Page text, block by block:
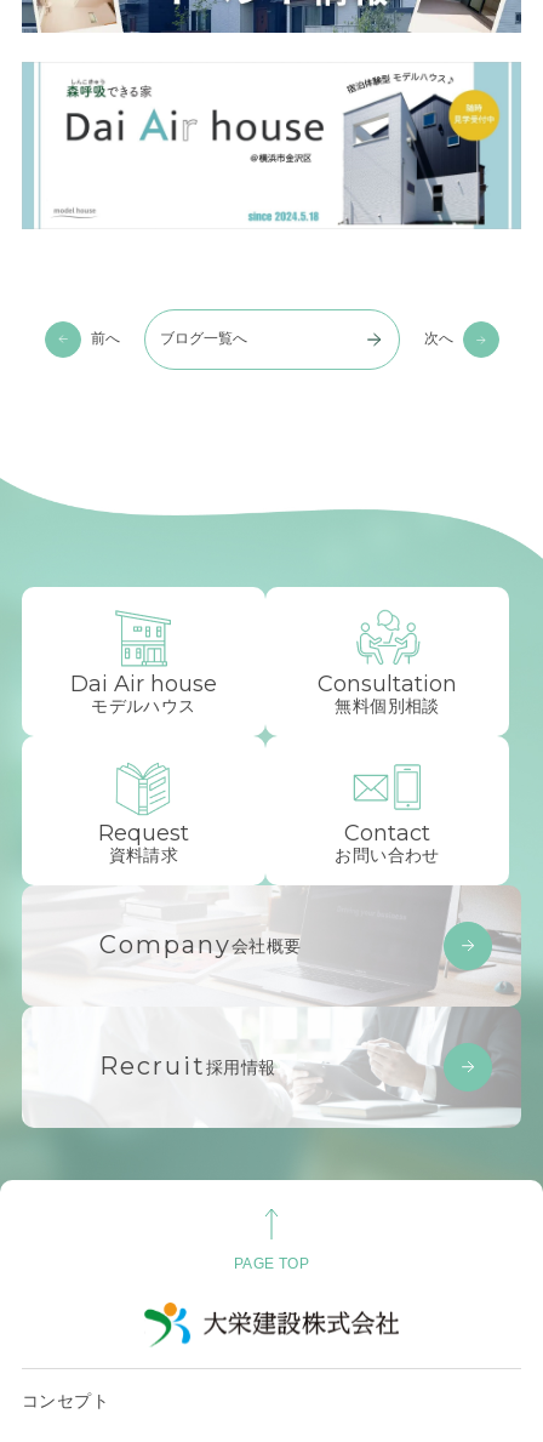
前へ ブログ一覧へ 次へ
Dai Air house
モデルハウス
Consultation
無料個別相談
Request
資料請求
Contact
お問い合わせ
Company会社概要
Recruit採用情報
PAGE TOP
コンセプト